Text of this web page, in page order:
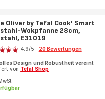
Oliver by Tefal Cook' Smart
Wokpfanne 28cm,
E31019
4.9/5- 20 Bewertungen
Design und Robustheit vereint
von Tefal Shop